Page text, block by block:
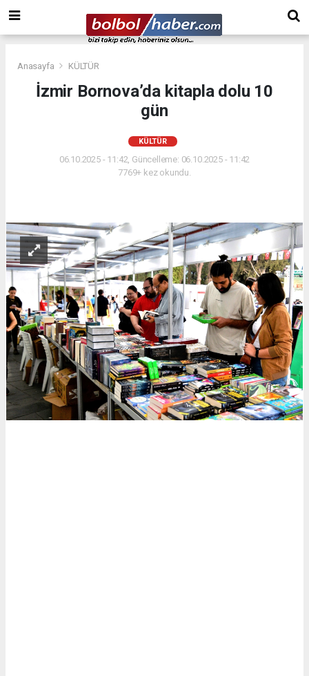
Anasayfa KÜLTÜR
İzmir Bornova’da kitapla dolu 10
gün
KÜLTÜR
06.10.2025 - 11:42, Güncelleme: 06.10.2025 - 11:42
7769+ kez okundu.